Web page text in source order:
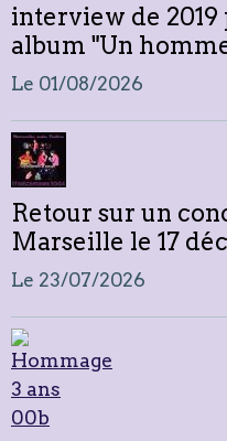
interview de
album "Un
Le 01/08/2026
Retour sur un
Marseille le 17
Le 23/07/2026